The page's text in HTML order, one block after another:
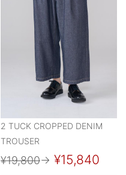
2 TUCK CROPPED DENIM
TROUSER
¥19,800→ ¥15,840